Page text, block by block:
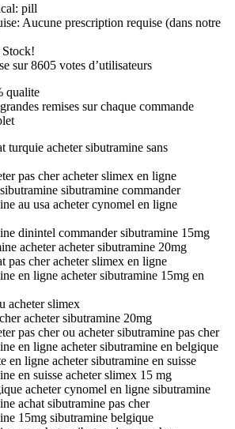
pill
Aucune prescription requise (dans notre
sur 8605 votes d’utilisateurs
qualite
remises sur chaque commande
turquie acheter sibutramine sans
pas cher acheter slimex en ligne
sibutramine commander
au usa acheter cynomel en ligne
dinintel commander sibutramine 15mg
acheter acheter sibutramine 20mg
pas cher acheter slimex en ligne
en ligne acheter sibutramine 15mg en
acheter slimex
acheter sibutramine 20mg
pas cher ou acheter sibutramine pas cher
en ligne acheter sibutramine en belgique
en ligne acheter sibutramine en suisse
en suisse acheter slimex 15 mg
acheter cynomel en ligne sibutramine
achat sibutramine pas cher
15mg sibutramine belgique